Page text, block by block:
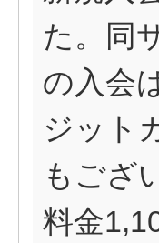
た。同
の入会
ジット
もござ
料金